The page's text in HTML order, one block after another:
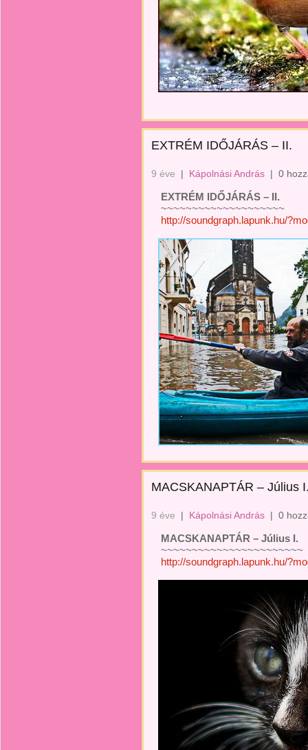
EXTRÉM IDŐJÁRÁS – II.
9 éve | Kápolnási András | 0
EXTRÉM IDŐJÁRÁS – II.
~~~~~~~~~~~~~~~~~~~~
http://soundgraph.lapunk.hu/
MACSKANAPTÁR – Július
9 éve | Kápolnási András | 0
MACSKANAPTÁR – Július I.
~~~~~~~~~~~~~~~~~~~~~~~
http://soundgraph.lapunk.hu/